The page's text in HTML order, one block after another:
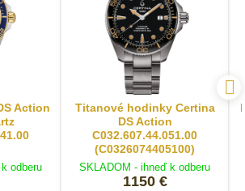
Action
odberu
Titanové hodinky Certina
DS Action
C032.607.44.051.00
(C0326074405100)
SKLADOM - ihneď k odberu
1150 €